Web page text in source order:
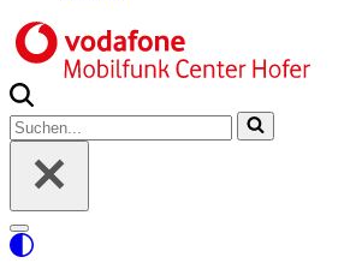
Suchen
nach …
Navigationsmenü